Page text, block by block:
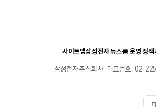
사이트맵삼성전자 뉴스룸 운영 정책
삼성전자 주식회사 대표번호 : 02-